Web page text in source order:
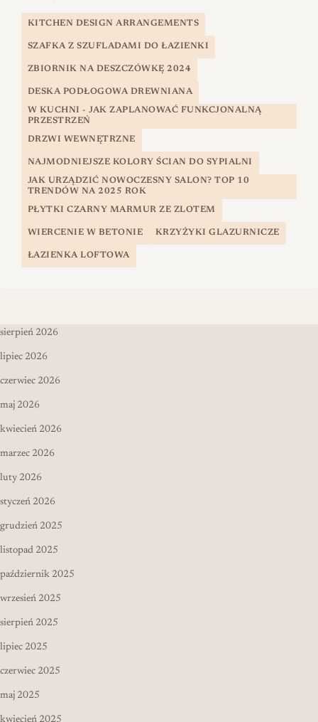
KITCHEN DESIGN ARRANGEMENTS
SZAFKA Z SZUFLADAMI DO ŁAZIENKI
ZBIORNIK NA DESZCZÓWKĘ 2024
DESKA PODŁOGOWA DREWNIANA
W KUCHNI - JAK ZAPLANOWAĆ FUNKCJONALNĄ
PRZESTRZEŃ
DRZWI WEWNĘTRZNE
NAJMODNIEJSZE KOLORY ŚCIAN DO SYPIALNI
JAK URZĄDZIĆ NOWOCZESNY SALON? TOP 10
TRENDÓW NA 2025 ROK
PŁYTKI CZARNY MARMUR ZE ZLOTEM
WIERCENIE W BETONIE KRZYŻYKI GLAZURNICZE
ŁAZIENKA LOFTOWA
sierpień 2026
lipiec 2026
czerwiec 2026
maj 2026
kwiecień 2026
marzec 2026
luty 2026
styczeń 2026
grudzień 2025
listopad 2025
październik 2025
wrzesień 2025
sierpień 2025
lipiec 2025
czerwiec 2025
maj 2025
kwiecień 2025